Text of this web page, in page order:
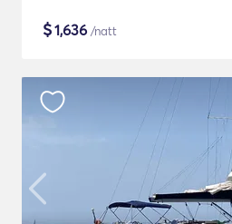
$1,636 /natt